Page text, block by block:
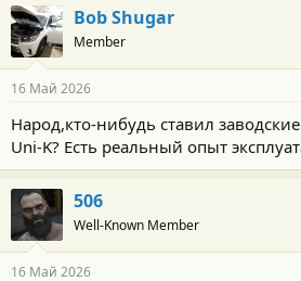
Bob Shugar
Member
16 Май 2026
Народ,кто-нибудь ставил
Uni-K? Есть реальный опыт
506
Well-Known Member
16 Май 2026